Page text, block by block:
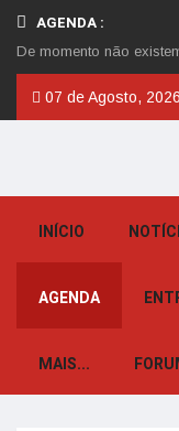
AGENDA :
De momento não
07 de Agosto, 2026
INÍCIO
AGENDA
MAIS...